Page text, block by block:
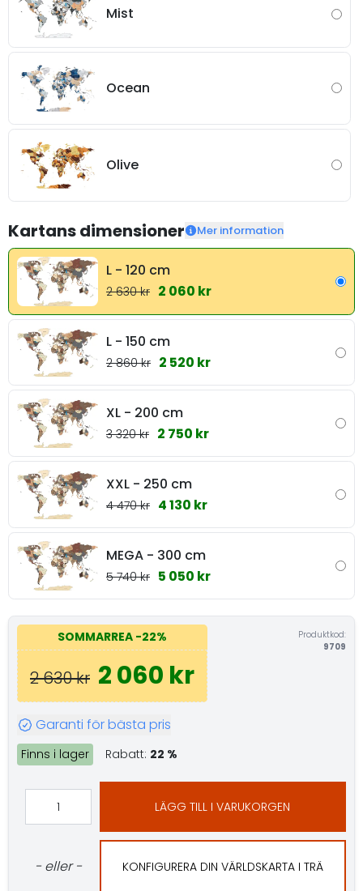
Mist
Ocean
Olive
Kartans dimensioner Mer information
L - 120 cm
2 630 kr 2 060 kr
L - 150 cm
2 860 kr 2 520 kr
XL - 200 cm
3 320 kr 2 750 kr
XXL - 250 cm
4 470 kr 4 130 kr
MEGA - 300 cm
5 740 kr 5 050 kr
SOMMARREA -22%
2 630 kr 2 060 kr
Produktkod:
9709
Garanti för bästa pris
Finns i lager Rabatt: 22 %
LÄGG TILL I VARUKORGEN
- eller - KONFIGURERA DIN VÄRLDSKARTA I TRÄ